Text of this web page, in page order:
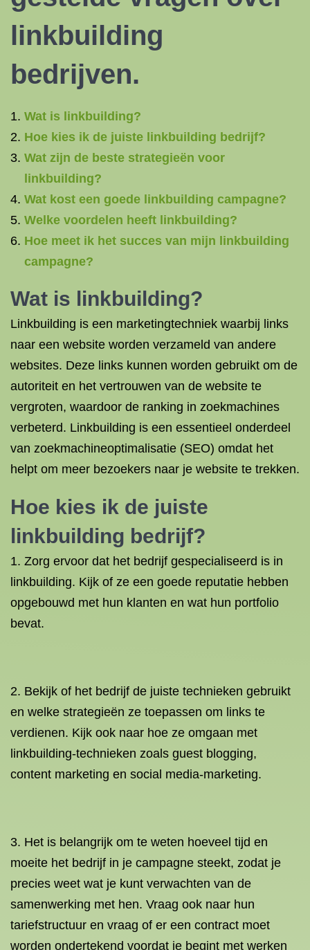
linkbuilding
bedrijven.
Wat is linkbuilding?
Hoe kies ik de juiste linkbuilding bedrijf?
Wat zijn de beste strategieën voor
linkbuilding?
Wat kost een goede linkbuilding campagne?
Welke voordelen heeft linkbuilding?
Hoe meet ik het succes van mijn linkbuilding
campagne?
Wat is linkbuilding?
Linkbuilding is een marketingtechniek waarbij links
naar een website worden verzameld van andere
websites. Deze links kunnen worden gebruikt om de
autoriteit en het vertrouwen van de website te
vergroten, waardoor de ranking in zoekmachines
verbeterd. Linkbuilding is een essentieel onderdeel
van zoekmachineoptimalisatie (SEO) omdat het
helpt om meer bezoekers naar je website te trekken.
Hoe kies ik de juiste
linkbuilding bedrijf?
1. Zorg ervoor dat het bedrijf gespecialiseerd is in
linkbuilding. Kijk of ze een goede reputatie hebben
opgebouwd met hun klanten en wat hun portfolio
bevat.
2. Bekijk of het bedrijf de juiste technieken gebruikt
en welke strategieën ze toepassen om links te
verdienen. Kijk ook naar hoe ze omgaan met
linkbuilding-technieken zoals guest blogging,
content marketing en social media-marketing.
3. Het is belangrijk om te weten hoeveel tijd en
moeite het bedrijf in je campagne steekt, zodat je
precies weet wat je kunt verwachten van de
samenwerking met hen. Vraag ook naar hun
tariefstructuur en vraag of er een contract moet
worden ondertekend voordat je begint met werken